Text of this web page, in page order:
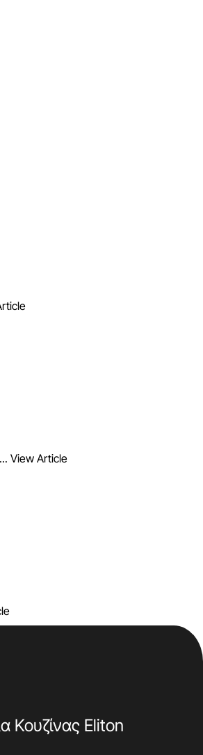
View Article
Κουζίνας Eliton